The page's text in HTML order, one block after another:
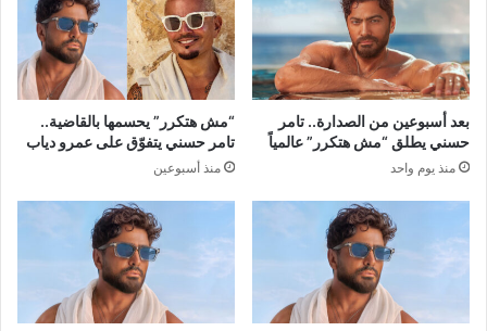
بعد أسبوعين من الصدارة.. تامر
حسني يطلق “مش هتكرر” عالمياً
منذ يوم واحد
“مش هتكرر” يحسمها بالقاضية..
تامر حسني يتفوّق على عمرو دياب
منذ أسبوعين